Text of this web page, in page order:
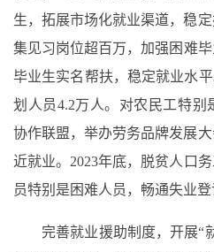
生，拓展市场化就业渠道，稳定
集见习岗位超百万，加强困难
毕业生实名帮扶，稳定就业水平
划人员4.2万 人。 对农民工特别
协作联盟，举办劳务品牌发展大
近就业。 2023年底， 脱贫人口务
员特别是困难人员，畅通失业登
完善就业援助制度，开展“